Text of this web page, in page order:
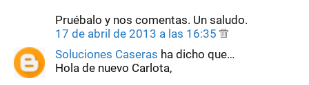
Pruébalo y nos comentas. Un saludo.
17 de abril de 2013 a las 16:35
Soluciones Caseras ha dicho que…
Hola de nuevo Carlota,